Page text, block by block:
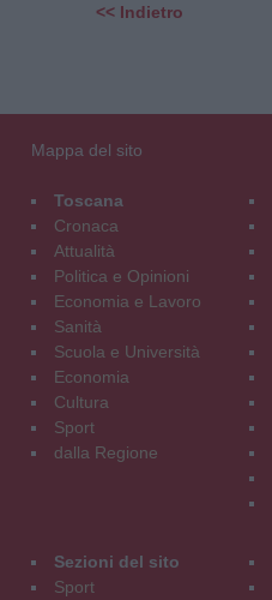
<< Indietro
Mappa del sito
Toscana
Cronaca
Attualità
Politica e Opinioni
Economia e Lavoro
Sanità
Scuola e Università
Economia
Cultura
Sport
dalla Regione
Sezioni del sito
Sport